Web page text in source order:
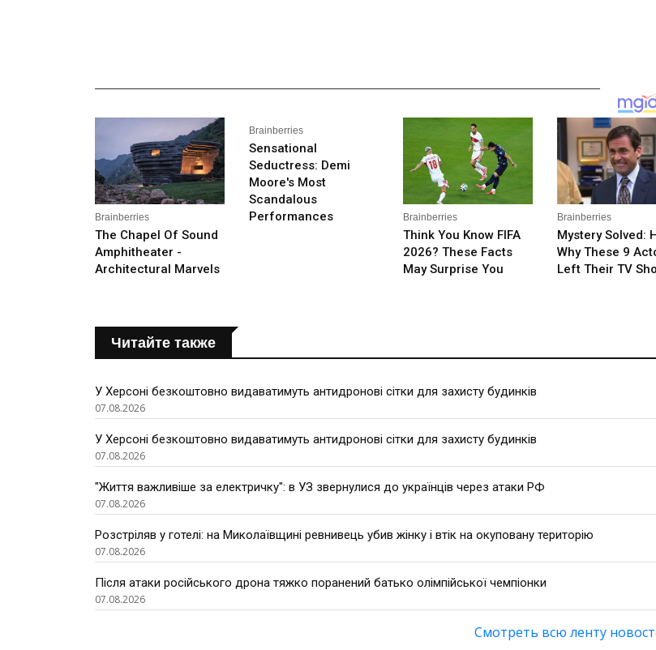
Читайте также
У Херсоні безкоштовно видаватимуть антидронові сітки для захисту будинків
07.08.2026
У Херсоні безкоштовно видаватимуть антидронові сітки для захисту будинків
07.08.2026
"Життя важливіше за електричку": в УЗ звернулися до українців через атаки РФ
07.08.2026
Розстріляв у готелі: на Миколаївщині ревнивець убив жінку і втік на окуповану територію
07.08.2026
Після атаки російського дрона тяжко поранений батько олімпійської чемпіонки
07.08.2026
Смотреть всю ленту